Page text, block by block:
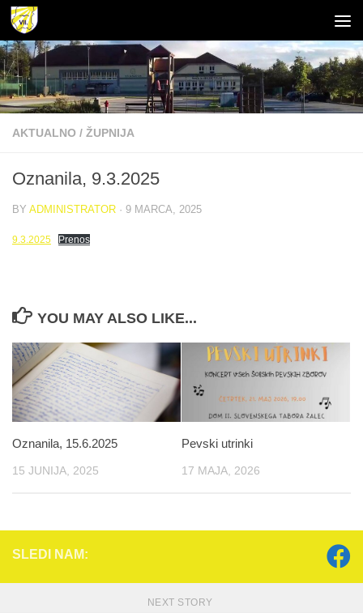
Open toolbar
Skip to content
AKTUALNO / ŽUPNIJA
Oznanila, 9.3.2025
BY ADMINISTRATOR · 9 MARCA, 2025
9.3.2025 Prenos
YOU MAY ALSO LIKE...
Oznanila, 15.6.2025
15 JUNIJA, 2025
Pevski utrinki
17 MAJA, 2026
SLEDI NAM:
NEXT STORY